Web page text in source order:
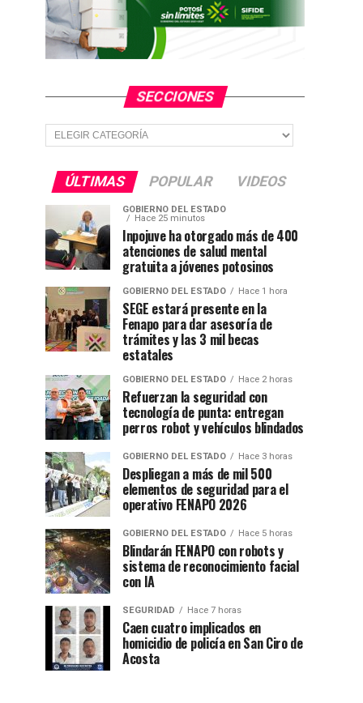
SECCIONES
Secciones
ÚLTIMAS POPULAR VIDEOS
GOBIERNO DEL ESTADO
Hace 25 minutos
Inpojuve ha otorgado más de 400
atenciones de salud mental
gratuita a jóvenes potosinos
GOBIERNO DEL ESTADO Hace 1 hora
SEGE estará presente en la
Fenapo para dar asesoría de
trámites y las 3 mil becas
estatales
GOBIERNO DEL ESTADO Hace 2 horas
Refuerzan la seguridad con
tecnología de punta: entregan
perros robot y vehículos blindados
GOBIERNO DEL ESTADO Hace 3 horas
Despliegan a más de mil 500
elementos de seguridad para el
operativo FENAPO 2026
GOBIERNO DEL ESTADO Hace 5 horas
Blindarán FENAPO con robots y
sistema de reconocimiento facial
con IA
SEGURIDAD Hace 7 horas
Caen cuatro implicados en
homicidio de policía en San Ciro de
Acosta